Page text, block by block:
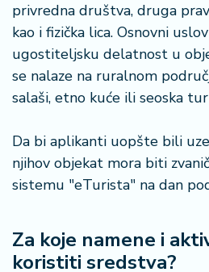
privredna društva, druga
kao i fizička lica. Osnovni
ugostiteljsku delatnost u
se nalaze na ruralnom
salaši, etno kuće ili seoska
Da bi aplikanti uopšte bili
njihov objekat mora biti
sistemu "eTurista" na dan
Za koje namene i
koristiti sredstva?